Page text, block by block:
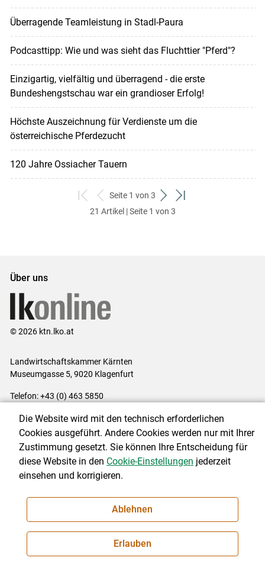
Überragende Teamleistung in Stadl-Paura
Podcasttipp: Wie und was sieht das Fluchttier "Pferd"?
Einzigartig, vielfältig und überragend - die erste
Bundeshengstschau war ein grandioser Erfolg!
Höchste Auszeichnung für Verdienste um die
österreichische Pferdezucht
120 Jahre Ossiacher Tauern
zum
ersten
zurück
zum
Seite 1 von 3
weiter
zum
zum
21 Artikel | Seite 1 von 3
Über uns
© 2026 ktn.lko.at
Landwirtschaftskammer Kärnten
Museumgasse 5, 9020 Klagenfurt
Telefon: +43 (0) 463 5850
Impressum|Kontakt|Datenschutzerklärung|Barrierefreiheit|
Cookie-Einstellungen
NEWSLETTER
Die Website wird mit den technisch erforderlichen
Cookies ausgeführt. Andere Cookies werden nur mit Ihrer
Zustimmung gesetzt. Sie können Ihre Entscheidung für
diese Website in den Cookie-Einstellungen jederzeit
einsehen und korrigieren.
Ablehnen
Erlauben